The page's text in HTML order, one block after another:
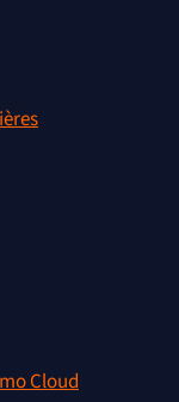
Cloud